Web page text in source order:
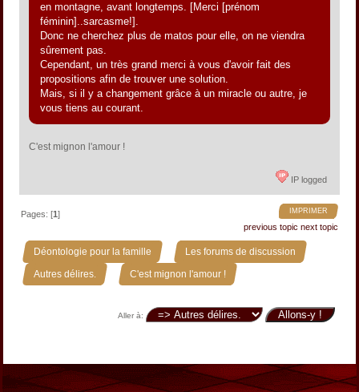
en montagne, avant longtemps. [Merci [prénom
féminin]..sarcasme!].
Donc ne cherchez plus de matos pour elle, on ne viendra
sûrement pas.
Cependant, un très grand merci à vous d'avoir fait des
propositions afin de trouver une solution.
Mais, si il y a changement grâce à un miracle ou autre, je
vous tiens au courant.
C'est mignon l'amour !
IP logged
IMPRIMER
Pages: [1]
previous topic next topic
Déontologie pour la famille » Les forums de discussion »
Autres délires. » C'est mignon l'amour !
Aller à: